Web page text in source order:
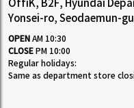
OffiK, B2F, Hyundai
Yonsei-ro, Seodaemun-
OPEN AM 10:30
CLOSE PM 10:00
Regular holidays:
Same as department store